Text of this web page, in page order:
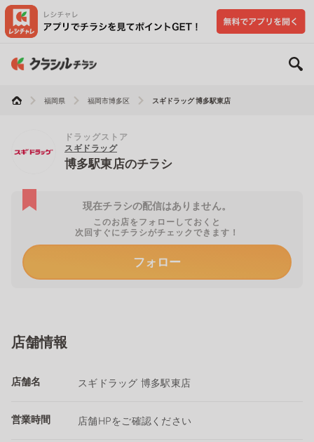
福岡県 福岡市博多区 スギドラッグ 博多駅東店
ドラッグストア
スギドラッグ
博多駅東店のチラシ
現在チラシの配信はありません。
このお店をフォローしておくと
次回すぐにチラシがチェックできます！
フォロー
店舗情報
店舗名 スギドラッグ 博多駅東店
営業時間 店舗HPをご確認ください